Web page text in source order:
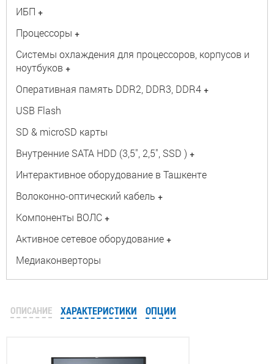
ИБП +
Процессоры +
Системы охлаждения для процессоров, корпусов и
ноутбуков +
Оперативная память DDR2, DDR3, DDR4 +
USB Flash
SD & microSD карты
Внутренние SATA HDD (3,5", 2,5", SSD ) +
Интерактивное оборудование в Ташкенте
Волоконно-оптический кабель +
Компоненты ВОЛС +
Активное сетевое оборудование +
Медиаконверторы
ОПИСАНИЕ ХАРАКТЕРИСТИКИ ОПЦИИ